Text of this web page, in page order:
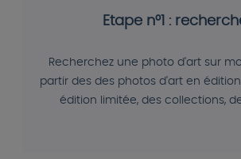
Etape n°1 :
Recherchez une photo d'art sur
partir des des photos d'art en
édition limitée, des collections,